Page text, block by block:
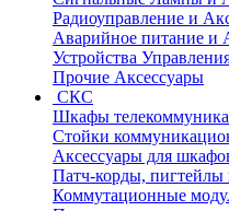
Радиоуправление и
Аварийное питание и
Устройства
Прочие Аксессуары
СКС
Шкафы
Стойки
Аксессуары для
Патч-корды, пигтейлы
Коммутационные